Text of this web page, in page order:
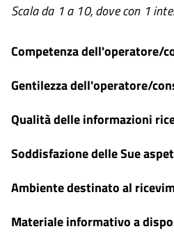
Scala da 1 a 10, dove con 1
Competenza dell'operatore/
Gentilezza dell'operatore/
Qualità delle informazioni
Soddisfazione delle Sue
Ambiente destinato al
Materiale informativo a